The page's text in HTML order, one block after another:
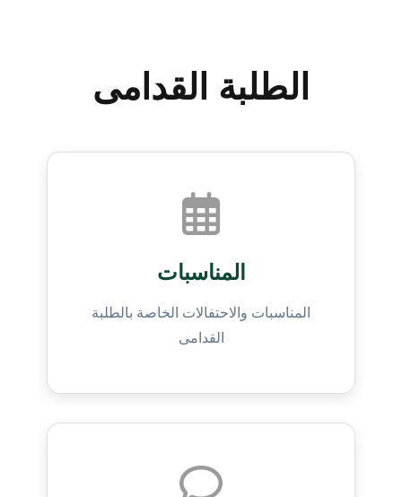
الطلبة القدامى
المناسبات
المناسبات والاحتفالات الخاصة بالطلبة
القدامى